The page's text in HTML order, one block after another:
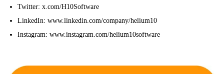
Twitter: x.com/H10Software
LinkedIn: www.linkedin.com/company/helium10
Instagram: www.instagram.com/helium10software